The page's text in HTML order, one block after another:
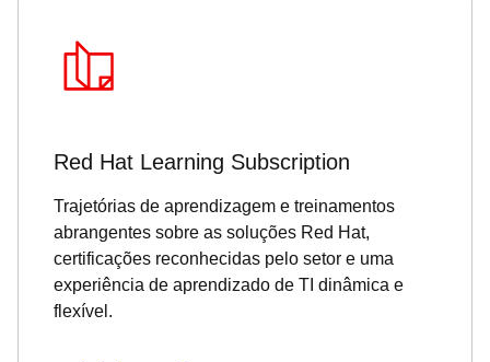
Red Hat Learning Subscription
Trajetórias de aprendizagem e treinamentos
abrangentes sobre as soluções Red Hat,
certificações reconhecidas pelo setor e uma
experiência de aprendizado de TI dinâmica e
flexível.